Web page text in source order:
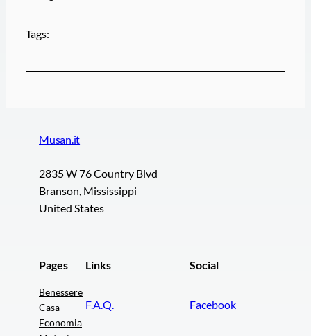
Tags:
Musan.it
2835 W 76 Country Blvd
Branson, Mississippi
United States
Pages
Benessere
Casa
Economia
Links
F.A.Q.
Social
Facebook